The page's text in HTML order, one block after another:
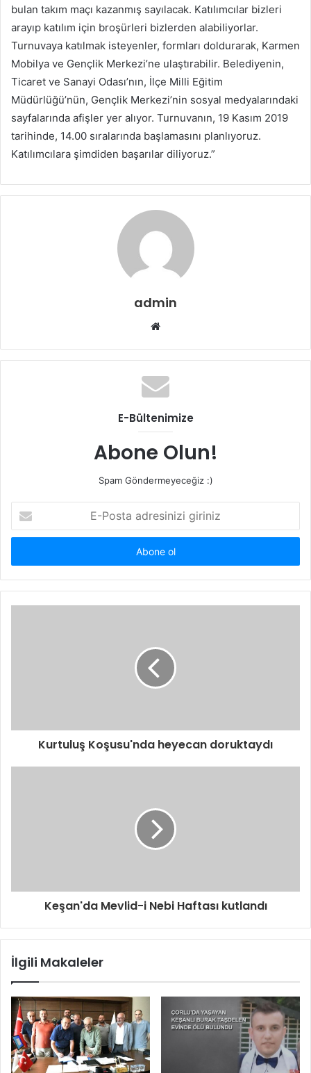
bulan takım maçı kazanmış sayılacak. Katılımcılar bizleri
arayıp katılım için broşürleri bizlerden alabiliyorlar.
Turnuvaya katılmak isteyenler, formları doldurarak, Karmen
Mobilya ve Gençlik Merkezi’ne ulaştırabilir. Belediyenin,
Ticaret ve Sanayi Odası’nın, İlçe Milli Eğitim
Müdürlüğü’nün, Gençlik Merkezi’nin sosyal medyalarındaki
sayfalarında afişler yer alıyor. Turnuvanın, 19 Kasım 2019
tarihinde, 14.00 sıralarında başlamasını planlıyoruz.
Katılımcılara şimdiden başarılar diliyoruz.”
admin
Web
E-Bültenimize
Abone Olun!
Spam Göndermeyeceğiz :)
Posta
adresinizi
Kurtuluş Koşusu'nda heyecan doruktaydı
Keşan'da Mevlid-i Nebi Haftası kutlandı
İlgili Makaleler